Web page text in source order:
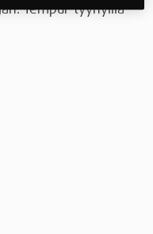
Tempur-tyynyillä